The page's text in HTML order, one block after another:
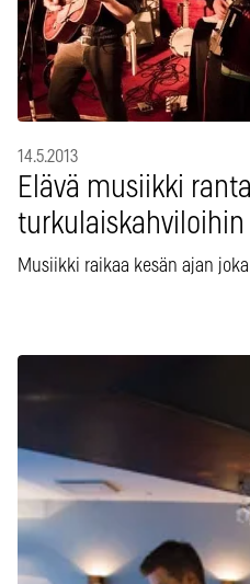
14.5.2013
Elävä musiikki
Musiikki raikaa kesän ajan